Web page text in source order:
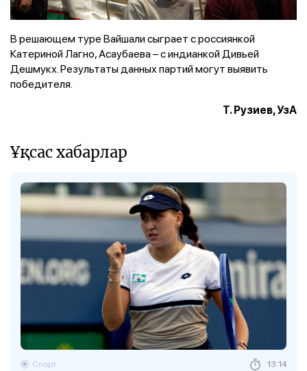
В решающем туре Вайшали сыграет с россиянкой
Катериной Лагно, Асаубаева – с индианкой Дивьей
Дешмукх. Результаты данных партий могут выявить
победителя.
Т. Рузиев, УзА
Ұқсас хабарлар
Спорт 13:14